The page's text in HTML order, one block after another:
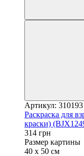
Артикул: 310193
Раскраска для
краски)
314 грн
Размер картины
40 х 50 см